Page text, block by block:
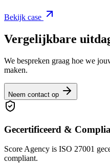
Bekijk case
Vergelijkbare
We bespreken graag hoe we
maken.
Neem contact op
Gecertificeerd &
Score Agency is ISO 27001
compliant.